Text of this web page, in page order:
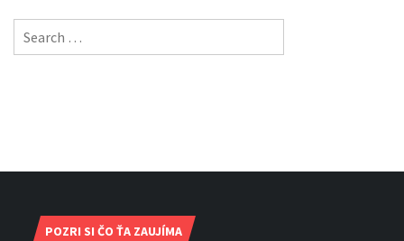
Search
for:
POZRI SI ČO ŤA ZAUJÍMA